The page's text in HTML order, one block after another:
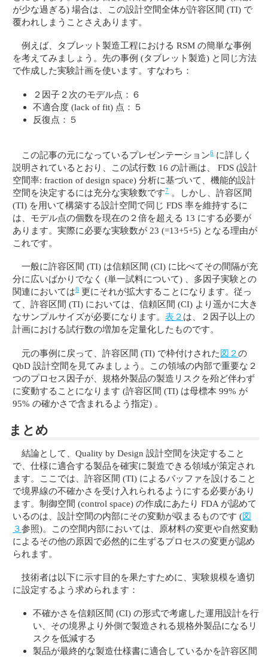
が少な過ぎる) 場合は、この設計空間全体が許容区間 (TI) で
覆われしまうことさえあります。
例えば、タブレット製造工程における RSM の簡単な事例
を考えてみましょう。先の事例 (タブレット製造) と同じ方法
で作成した実験計画を使います。すなわち：
２因子２次のモデル点：６
不適合度 (lack of fit) 点：５
反復点：５
この記事の元になっているプレゼンテーション6に詳しく
説明されているとおり、この試行数 16 の計画は、 FDS (設計
空間率: fraction of design space) 分析に基づいて、機能的設計
空間を決定するには充分な実験数です7 。しかし、許容区間
(TI) を用いて構築する設計空間で同じ FDS 率を維持するに
は、モデル点の個数を現在の２倍を超える 13 にする必要が
あります。実際に必要な実験数が 23 (=13+5+5) となる理由が
これです。
一般に許容区間 (TI) は信頼区間 (CI) に比べてその間隔が充
分に広いばかりでなく (単一試料について) 、多因子実験との
関連においては8 更にそれが拡大することになります。従っ
て、許容区間 (TI) においては、信頼区間 (CI) より遥かに大き
なサンプルサイズが必要になります。表２ は、２因子以上の
計画における試行数の増加を定量化したものです。
元の事例に戻って、許容区間 (TI) で枠付けされた図２の
QbD 設計空間を見てみましょう。この領域の内部で重要な２
つのプロセス因子が、規格外製品の製造リスクを殆ど伴わず
に変動することになります (許容区間 (TI) は母標本 99% が
95% の確かさで含まれるよう指定) 。
まとめ
結論として、Quality by Design 設計空間を決定すること
で、仕様に適合する製品を確実に製造できる領域が策定され
ます。ここでは、許容区間 (TI) によるバッファを設けること
で境界線の不確かさを受け入れられるようにする必要があり
ます。制御空間 (control space) の作成にあたり FDA が認めて
いるのは、設計空間の内部にその変動が収まるものです (図
３参照)。この空間内部においては、原材料の変更や自然変動
によるその他の原因で必然的に生ずるプロセスの変更が認め
られます。
技術者は以下に示す目的を果たすために、実験規模を適切
に設定するよう求められます：
不確かさを信頼区間 (CI) の形式で考慮した運用設計を行
い、その境界より外側で製造される規格外製品になるリ
スクを低減する
製品が最終的な製造仕様書に適合しているかを許容区間